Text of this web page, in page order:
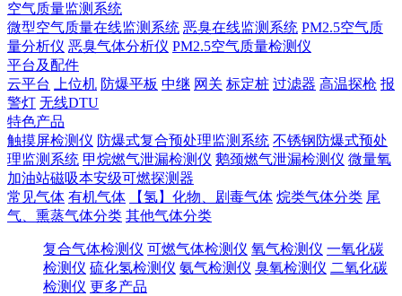
空气质量监测系统
微型空气质量在线监测系统 恶臭在线监测系统 PM2.5空气质
量分析仪 恶臭气体分析仪 PM2.5空气质量检测仪
平台及配件
云平台 上位机 防爆平板 中继 网关 标定桩 过滤器 高温探枪 报
警灯 无线DTU
特色产品
触摸屏检测仪 防爆式复合预处理监测系统 不锈钢防爆式预处
理监测系统 甲烷燃气泄漏检测仪 鹅颈燃气泄漏检测仪 微量氧
加油站磁吸本安级可燃探测器
常见气体 有机气体 【氢】化物、剧毒气体 烷类气体分类 尾
气、熏蒸气体分类 其他气体分类
复合气体检测仪 可燃气体检测仪 氧气检测仪 一氧化碳
检测仪 硫化氢检测仪 氨气检测仪 臭氧检测仪 二氧化碳
检测仪 更多产品